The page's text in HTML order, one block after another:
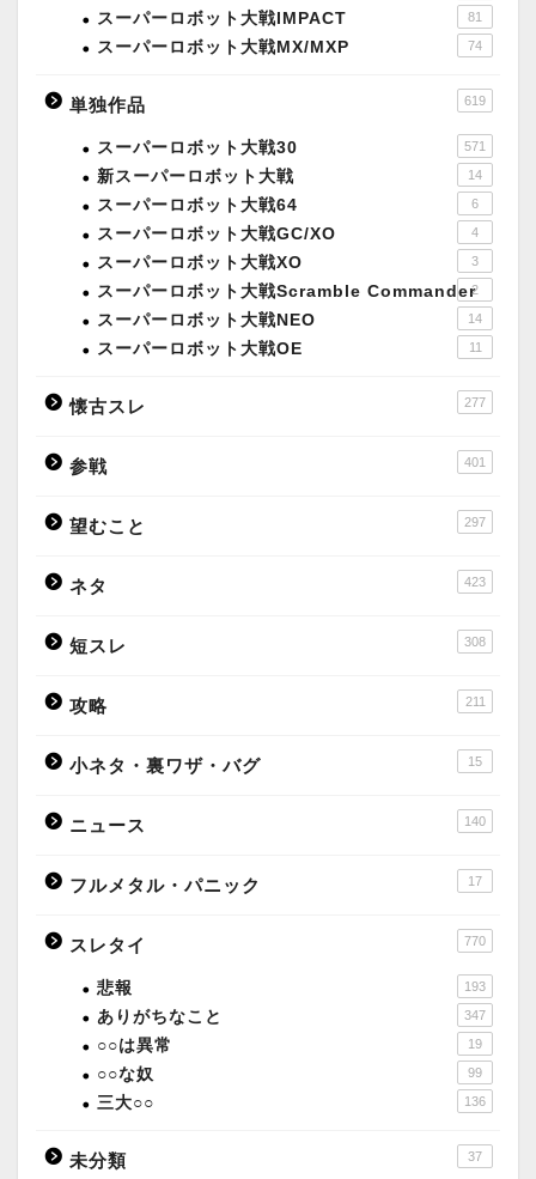
スーパーロボット大戦IMPACT 81
スーパーロボット大戦MX/MXP 74
単独作品 619
スーパーロボット大戦30 571
新スーパーロボット大戦 14
スーパーロボット大戦64 6
スーパーロボット大戦GC/XO 4
スーパーロボット大戦XO 3
スーパーロボット大戦Scramble Commander2
スーパーロボット大戦NEO 14
スーパーロボット大戦OE 11
懐古スレ 277
参戦 401
望むこと 297
ネタ 423
短スレ 308
攻略 211
小ネタ・裏ワザ・バグ 15
ニュース 140
フルメタル・パニック 17
スレタイ 770
悲報 193
ありがちなこと 347
○○は異常 19
○○な奴 99
三大○○ 136
未分類 37